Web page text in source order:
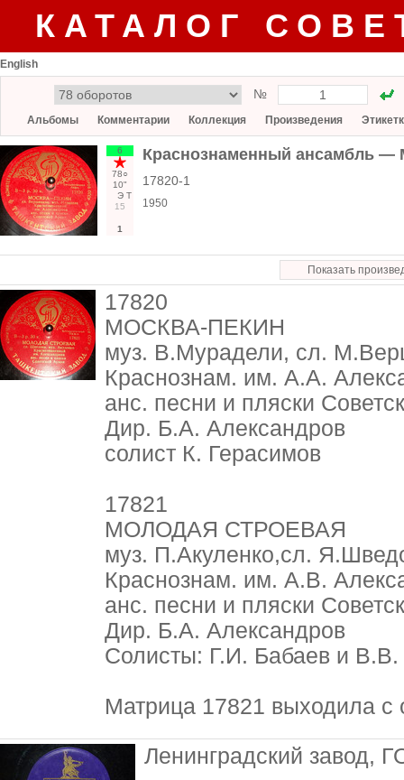
КАТАЛОГ
English
№
Альбомы Комментарии Коллекция Произведения
6
78○
10"
Э Т
15
1
Краснознаменный ансамбль —
17820-1
1950
Показать
17820
МОСКВА-ПЕКИН
муз. В.Мурадели, сл.
Краснознам. им. А.А.
анс. песни и пляски
Дир. Б.А. Александров
солист К. Герасимов
17821
МОЛОДАЯ СТРОЕВАЯ
муз. П.Акуленко,сл.
Краснознам. им. А.В.
анс. песни и пляски
Дир. Б.А. Александров
Солисты: Г.И. Бабаев и В.В.
Матрица 17821 выходила с
Ленинградский завод,